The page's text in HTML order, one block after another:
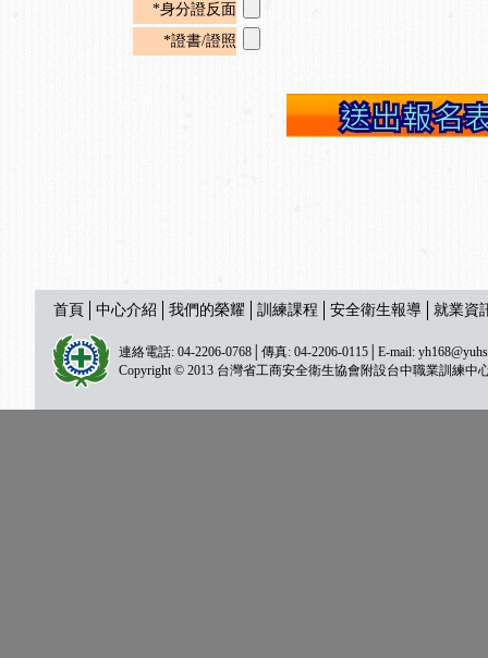
*身分證反面
*證書/證照
首頁 中心介紹 我們的榮耀 訓練課程 安全衛生報導 就業資
連絡電話: 04-2206-0768│傳真: 04-2206-0115│E-mail:
Copyright © 2013 台灣省工商安全衛生協會附設台中職業訓練中